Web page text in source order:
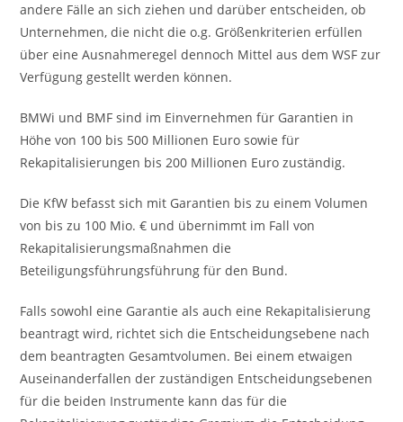
andere Fälle an sich ziehen und darüber entscheiden, ob
Unternehmen, die nicht die o.g. Größenkriterien erfüllen
über eine Ausnahmeregel dennoch Mittel aus dem WSF zur
Verfügung gestellt werden können.
BMWi und BMF sind im Einvernehmen für Garantien in
Höhe von 100 bis 500 Millionen Euro sowie für
Rekapitalisierungen bis 200 Millionen Euro zuständig.
Die KfW befasst sich mit Garantien bis zu einem Volumen
von bis zu 100 Mio. € und übernimmt im Fall von
Rekapitalisierungsmaßnahmen die
Beteiligungsführungsführung für den Bund.
Falls sowohl eine Garantie als auch eine Rekapitalisierung
beantragt wird, richtet sich die Entscheidungsebene nach
dem beantragten Gesamtvolumen. Bei einem etwaigen
Auseinanderfallen der zuständigen Entscheidungsebenen
für die beiden Instrumente kann das für die